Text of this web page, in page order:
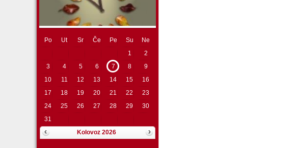
Po Ut Sr Če Pe Su
Ne
1
2
3
4 5 6 7 8
9
10
11 12 13 14 15
16
17
18 19 20 21 22
23
24
25 26 27 28 29
30
31
Kolovoz 2026